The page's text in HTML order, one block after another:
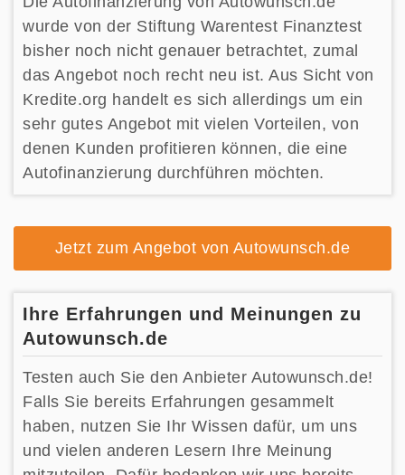
wurde von der Stiftung Warentest Finanztest
bisher noch nicht genauer betrachtet, zumal
das Angebot noch recht neu ist. Aus Sicht von
Kredite.org handelt es sich allerdings um ein
sehr gutes Angebot mit vielen Vorteilen, von
denen Kunden profitieren können, die eine
Autofinanzierung durchführen möchten.
Jetzt zum Angebot von Autowunsch.de
Ihre Erfahrungen und Meinungen zu
Autowunsch.de
Testen auch Sie den Anbieter Autowunsch.de!
Falls Sie bereits Erfahrungen gesammelt
haben, nutzen Sie Ihr Wissen dafür, um uns
und vielen anderen Lesern Ihre Meinung